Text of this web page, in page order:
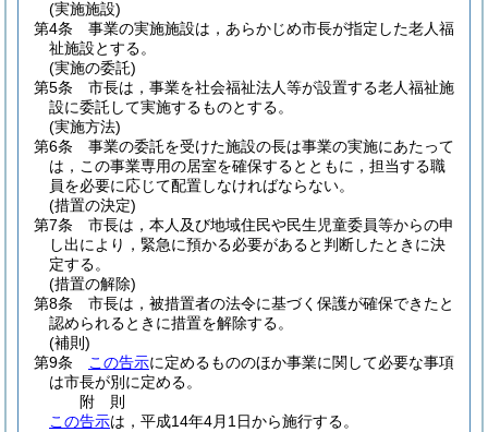
(実施施設)
第4条
事業の実施施設は，あらかじめ市長が指定した老人福
祉施設とする。
(実施の委託)
第5条
市長は，事業を社会福祉法人等が設置する老人福祉施
設に委託して実施するものとする。
(実施方法)
第6条
事業の委託を受けた施設の長は事業の実施にあたって
は，この事業専用の居室を確保するとともに，担当する職
員を必要に応じて配置しなければならない。
(措置の決定)
第7条
市長は，本人及び地域住民や民生児童委員等からの申
し出により，緊急に預かる必要があると判断したときに決
定する。
(措置の解除)
第8条
市長は，被措置者の法令に基づく保護が確保できたと
認められるときに措置を解除する。
(補則)
第9条
この告示に定めるもののほか事業に関して必要な事項
は市長が別に定める。
附 則
この告示は，平成14年4月1日から施行する。